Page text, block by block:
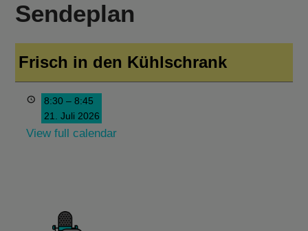
Sendeplan
Frisch in den Kühlschrank
8:30 – 8:45
21. Juli 2026
View full calendar